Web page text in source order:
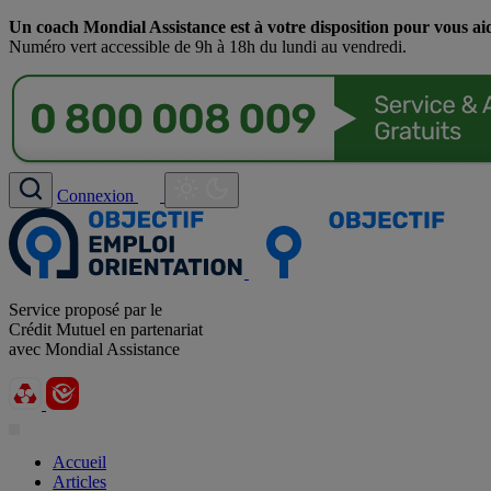
Un coach Mondial Assistance est à votre disposition pour vous
Numéro vert accessible de 9h à 18h du lundi au vendredi.
Connexion
Service proposé par le
Crédit Mutuel en partenariat
avec Mondial Assistance
Accueil
Articles